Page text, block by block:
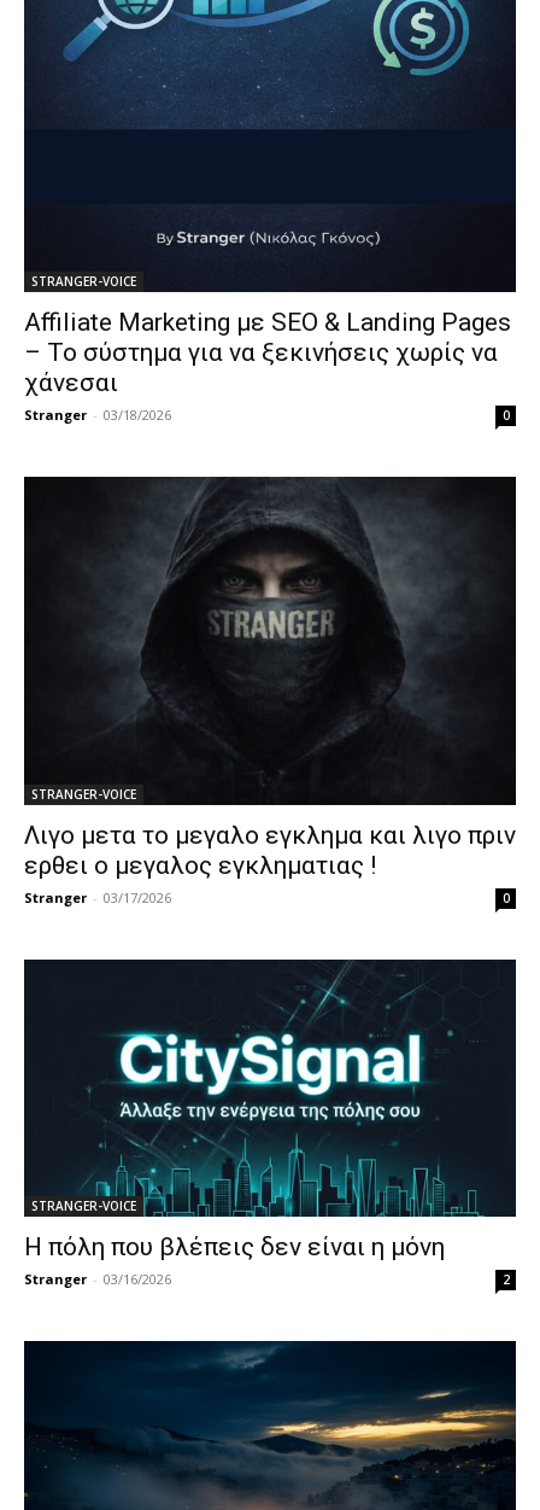
STRANGER-VOICE
Affiliate Marketing με SEO & Landing Pages
– Το σύστημα για να ξεκινήσεις χωρίς να
χάνεσαι
Stranger - 03/18/2026 0
STRANGER-VOICE
Λιγο μετα το μεγαλο εγκλημα και λιγο πριν
ερθει ο μεγαλος εγκληματιας !
Stranger - 03/17/2026 0
STRANGER-VOICE
Η πόλη που βλέπεις δεν είναι η μόνη
Stranger - 03/16/2026 2